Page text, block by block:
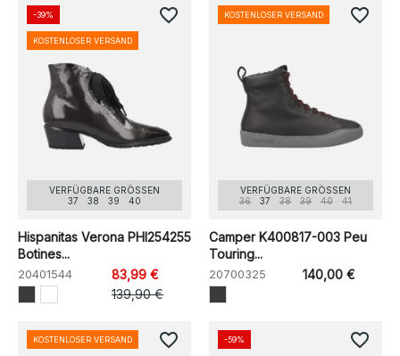
VERFÜGBARE GRÖSSEN
37
38 39 40
Hispanitas Verona PHI254255
Botines...
20401544
83,99 €
139,90 €
-39%
KOSTENLOSER VERSAND
favorite_border
VERFÜGBARE GRÖSSEN
36
37 38 39 40 41
Camper K400817-003 Peu
Touring...
20700325 140,00 €
KOSTENLOSER VERSAND favorite_border
KOSTENLOSER VERSAND favorite_border -59% favorite_border